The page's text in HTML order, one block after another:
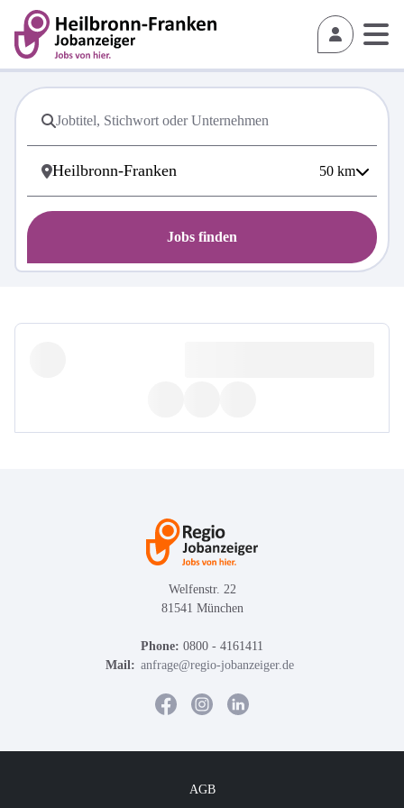
50 km
Jobs finden
Welfenstr. 22
81541 München
Phone: 0800 - 4161411
Mail: anfrage@regio-jobanzeiger.de
AGB